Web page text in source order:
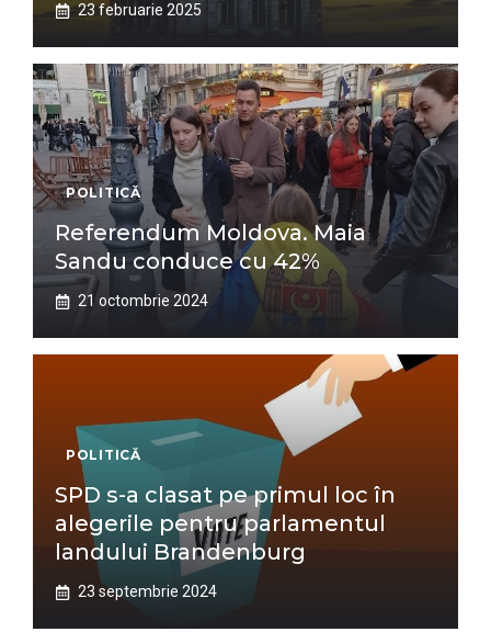
23 februarie 2025
POLITICĂ
Referendum Moldova. Maia
Sandu conduce cu 42%
21 octombrie 2024
POLITICĂ
SPD s-a clasat pe primul loc în
alegerile pentru parlamentul
landului Brandenburg
23 septembrie 2024